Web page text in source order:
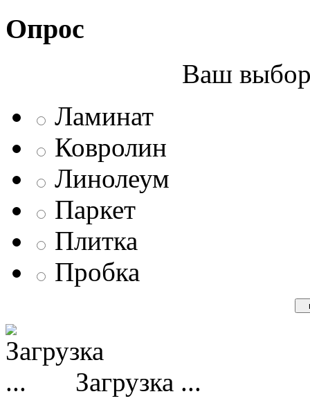
Опрос
Ваш выбор
Ламинат
Ковролин
Линолеум
Паркет
Плитка
Пробка
Загрузка ...